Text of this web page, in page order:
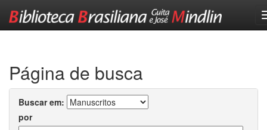
Página de busca
Buscar em:
por